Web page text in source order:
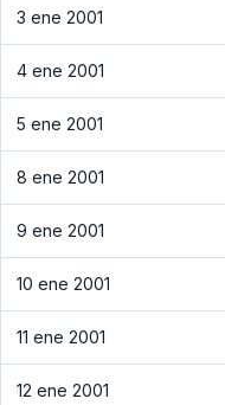
3 ene 2001
4 ene 2001
5 ene 2001
8 ene 2001
9 ene 2001
10 ene 2001
11 ene 2001
12 ene 2001